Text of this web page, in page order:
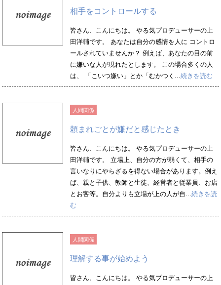
相手をコントロールする
皆さん、こんにちは。 やる気プロデューサーの上
田洋輔です。 あなたは自分の感情を人に コントロ
ールされていませんか？ 例えば、あなたの目の前
に嫌いな人が現れたとします。 この場合多くの人
は、 「こいつ嫌い」とか「むかつく... 続きを読む
人間関係
頼まれごとが嫌だと感じたとき
皆さん、こんにちは。 やる気プロデューサーの上
田洋輔です。 立場上、自分の方が弱くて、相手の
言いなりにやらざるを得ない場合があります。例え
ば、親と子供、教師と生徒、経営者と従業員、お店
とお客等。自分よりも立場が上の人が自... 続きを読
む
人間関係
理解する事が始めよう
皆さん、こんにちは。 やる気プロデューサーの上